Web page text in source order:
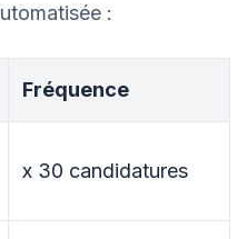
:
Fréquence
x 30 candidatures